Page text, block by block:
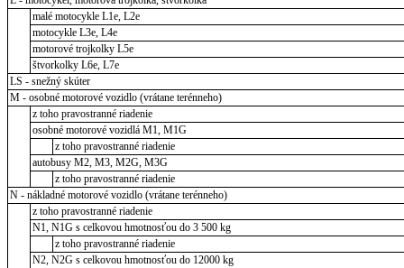
malé motocykle L1e, L2e
motocykle L3e, L4e
motorové trojkolky L5e
štvorkolky L6e, L7e
LS - snežný skúter
M - osobné motorové vozidlo (vrátane terénneho)
z toho pravostranné riadenie
osobné motorové vozidlá M1, M1G
z toho pravostranné riadenie
autobusy M2, M3, M2G, M3G
z toho pravostranné riadenie
N - nákladné motorové vozidlo (vrátane terénneho)
z toho pravostranné riadenie
N1, N1G s celkovou hmotnosťou do 3 500 kg
z toho pravostranné riadenie
N2, N2G s celkovou hmotnosťou do 12000 kg